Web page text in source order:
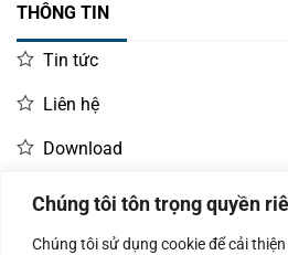
Chúng tôi tôn trọng quyền
Chúng tôi sử dụng cookie để cải
THÔNG TIN
Tin tức
Liên hệ
Download
LIÊN HỆ MUA HÀNG